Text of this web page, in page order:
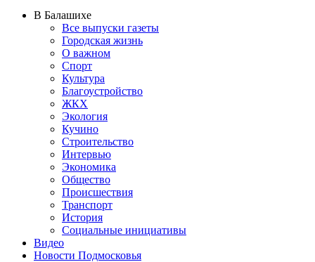
В Балашихе
Все выпуски газеты
Городская жизнь
О важном
Спорт
Культура
Благоустройство
ЖКХ
Экология
Кучино
Строительство
Интервью
Экономика
Общество
Происшествия
Транспорт
История
Социальные инициативы
Видео
Новости Подмосковья